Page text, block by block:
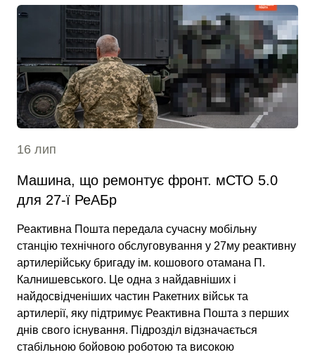
16 лип
Машина, що ремонтує фронт. мСТО 5.0
для 27-ї РеАБр
Реактивна Пошта передала сучасну мобільну
станцію технічного обслуговування у 27му реактивну
артилерійську бригаду ім. кошового отамана П.
Калнишевського. Це одна з найдавніших і
найдосвідченіших частин Ракетних військ та
артилерії, яку підтримує Реактивна Пошта з перших
днів свого існування. Підрозділ відзначається
стабільною бойовою роботою та високою